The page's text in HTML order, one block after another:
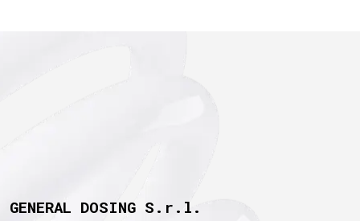
GENERAL DOSING S.r.l.